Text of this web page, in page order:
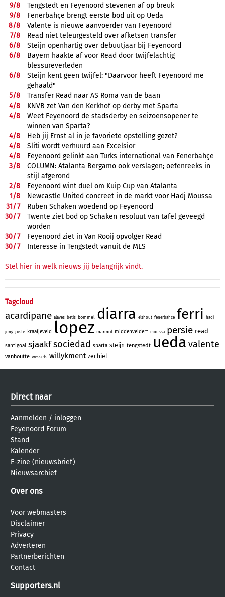
9/8
Tengstedt en Feyenoord stevenen af op breuk
9/8
Fenerbahçe brengt eerste bod uit op Ueda
8/8
Valente is nieuwe aanvoerder van Feyenoord
7/8
Read niet teleurgesteld over afketsen transfer
6/8
Steijn openhartig over debuutjaar bij Feyenoord
6/8
Bayern haakte af voor Read door twijfelachtig
blessureverleden
6/8
Steijn kent geen twijfel: "Daarvoor heeft Feyenoord me
gehaald"
5/8
Transfer Read naar AS Roma van de baan
4/8
KNVB zet Van den Kerkhof op derby met Sparta
4/8
Weet Feyenoord de stadsderby en seizoensopener te
winnen van Sparta?
4/8
Heb jij Ernst al in je favoriete opstelling gezet?
4/8
Sliti wordt verhuurd aan Excelsior
4/8
Feyenoord gelinkt aan Turks international van Fenerbahçe
3/8
COLUMN: Atalanta Bergamo ook verslagen; oefenreeks in
stijl afgerond
2/8
Feyenoord wint duel om Kuip Cup van Atalanta
1/8
Newcastle United concreet in de markt voor Hadj Moussa
31/7
Ruben Schaken woedend op Feyenoord
30/7
Twente ziet bod op Schaken resoluut van tafel geveegd
worden
30/7
Feyenoord ziet in Van Rooij opvolger Read
30/7 Interesse in Tengstedt vanuit de MLS
Stel hier in welk nieuws jij belangrijk vindt.
Tagcloud
acardipane alaves betis bommel diarra elshout fenerbahce ferri hadj
jong juste kraaijeveld lopez marmol middenveldert moussa persie read
santigoal sjaakfsociedad sparta steijn tengstedt ueda valente
vanhoutte wessels willykment zechiel
Direct naar
Aanmelden / inloggen
Feyenoord Forum
Stand
Kalender
E-zine (nieuwsbrief)
Nieuwsarchief
Over ons
Voor webmasters
Disclaimer
Privacy
Adverteren
Partnerberichten
Contact
Supporters.nl